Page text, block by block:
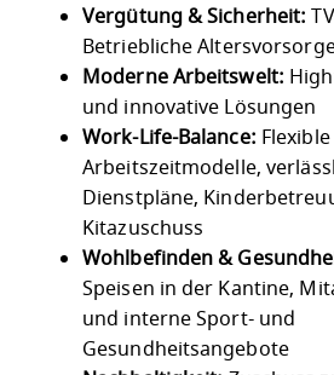
Vergütung & Sicherheit:
Betriebliche
Moderne Arbeitswelt:
und innovative Lösungen
Work-Life-Balance: Flexible
Arbeitszeitmodelle,
Dienstpläne,
Kitazuschuss
Wohlbefinden &
Speisen in der Kantine,
und interne Sport- und
Gesundheitsangebote